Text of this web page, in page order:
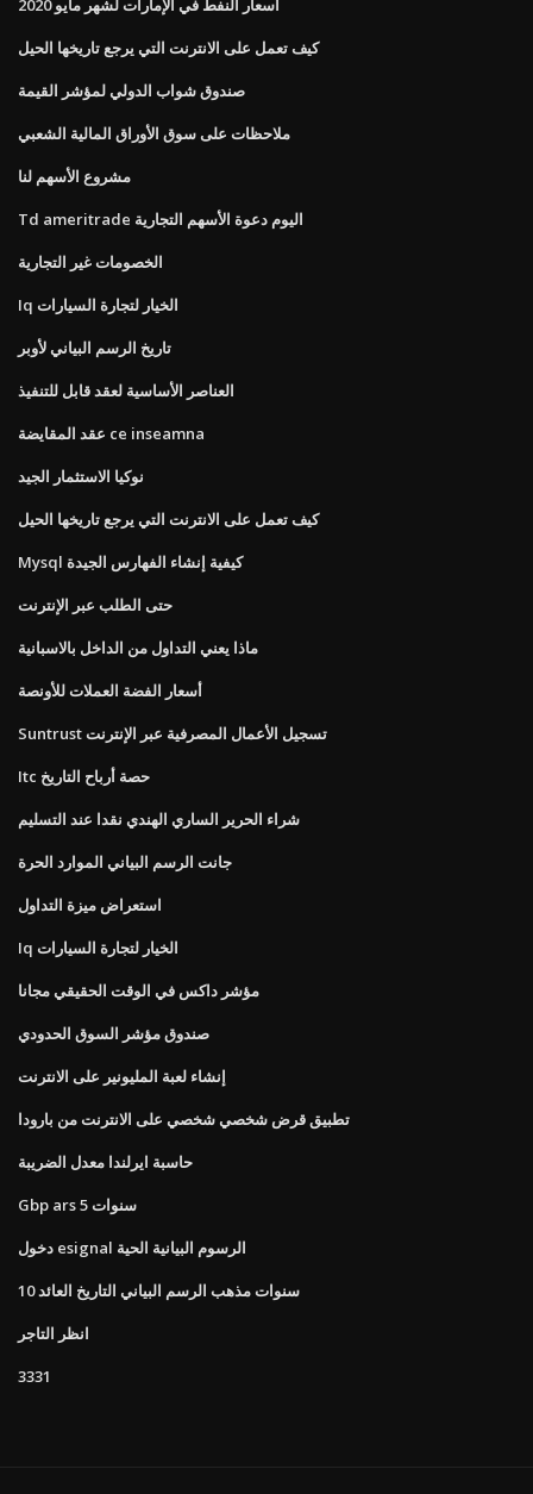
أسعار النفط في الإمارات لشهر مايو 2020
كيف تعمل على الانترنت التي يرجع تاريخها الحيل
صندوق شواب الدولي لمؤشر القيمة
ملاحظات على سوق الأوراق المالية الشعبي
مشروع الأسهم لنا
Td ameritrade اليوم دعوة الأسهم التجارية
الخصومات غير التجارية
Iq الخيار لتجارة السيارات
تاريخ الرسم البياني لأوبر
العناصر الأساسية لعقد قابل للتنفيذ
عقد المقايضة ce inseamna
نوكيا الاستثمار الجيد
كيف تعمل على الانترنت التي يرجع تاريخها الحيل
Mysql كيفية إنشاء الفهارس الجيدة
حتى الطلب عبر الإنترنت
ماذا يعني التداول من الداخل بالاسبانية
أسعار الفضة العملات للأونصة
Suntrust تسجيل الأعمال المصرفية عبر الإنترنت
Itc حصة أرباح التاريخ
شراء الحرير الساري الهندي نقدا عند التسليم
جانت الرسم البياني الموارد الحرة
استعراض ميزة التداول
Iq الخيار لتجارة السيارات
مؤشر داكس في الوقت الحقيقي مجانا
صندوق مؤشر السوق الحدودي
إنشاء لعبة المليونير على الانترنت
تطبيق قرض شخصي شخصي على الانترنت من بارودا
حاسبة ايرلندا معدل الضريبة
Gbp ars 5 سنوات
دخول esignal الرسوم البيانية الحية
10 سنوات مذهب الرسم البياني التاريخ العائد
انظر التاجر
3331